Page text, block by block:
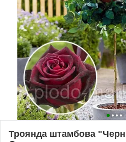
Троянда штамбова